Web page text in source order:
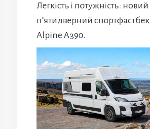
Легкість і потужність: новий
п’ятидверний спортфастбек
Alpine A390.